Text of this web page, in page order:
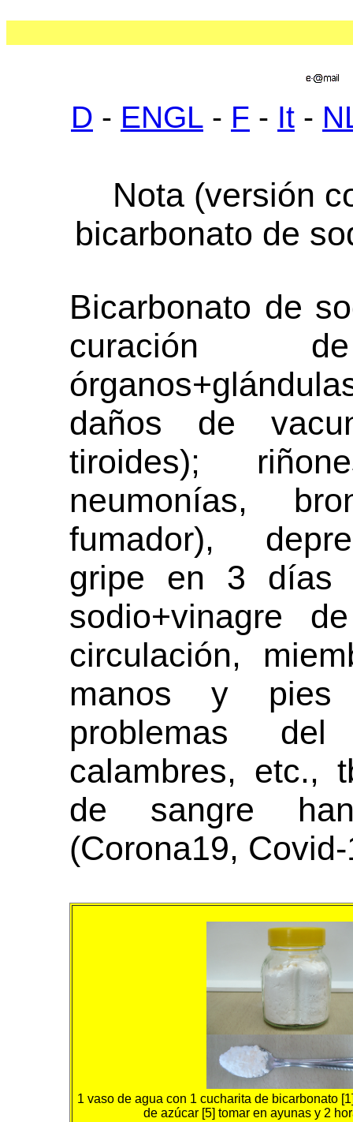
D - ENGL - F - It -
Nota (versión
bicarbonato de
Bicarbonato de
curación
daños de
tiroides);
neumonías,
fumador),
gripe en 3 días
sodio+vinagre
circulación,
manos y pies
problemas del
calambres, etc.,
de sangre
(Corona19,
1 vaso de agua con 1 cucharita de bicarbonato
de azúcar [5] tomar en ayunas y 2